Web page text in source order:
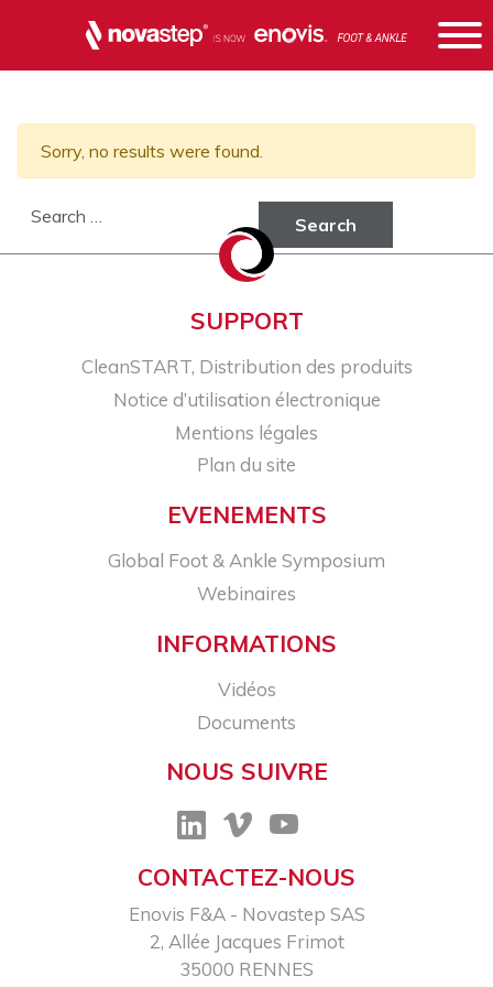
Sorry, no results were found.
Search for:
SUPPORT
CleanSTART, Distribution des produits
Notice d’utilisation électronique
Mentions légales
Plan du site
EVENEMENTS
Global Foot & Ankle Symposium
Webinaires
INFORMATIONS
Vidéos
Documents
NOUS SUIVRE
CONTACTEZ-NOUS
Enovis F&A - Novastep SAS​
2, Allée Jacques Frimot​
35000 RENNES​